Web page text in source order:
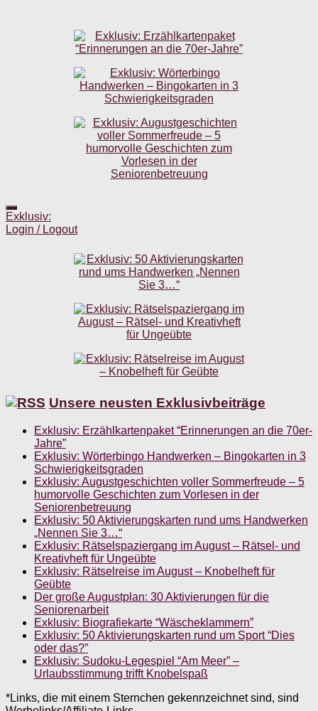
Exklusiv:
Login / Logout
Unsere neusten Exklusivbeiträge
Exklusiv: Erzählkartenpaket “Erinnerungen an die 70er-
Jahre”
Exklusiv: Wörterbingo Handwerken – Bingokarten in 3
Schwierigkeitsgraden
Exklusiv: Augustgeschichten voller Sommerfreude – 5
humorvolle Geschichten zum Vorlesen in der
Seniorenbetreuung
Exklusiv: 50 Aktivierungskarten rund ums Handwerken
„Nennen Sie 3…“
Exklusiv: Rätselspaziergang im August – Rätsel- und
Kreativheft für Ungeübte
Exklusiv: Rätselreise im August – Knobelheft für
Geübte
Der große Augustplan: 30 Aktivierungen für die
Seniorenarbeit
Exklusiv: Biografiekarte “Wäscheklammern”
Exklusiv: 50 Aktivierungskarten rund um Sport “Dies
oder das?”
Exklusiv: Sudoku-Legespiel “Am Meer” –
Urlaubsstimmung trifft Knobelspaß
*Links, die mit einem Sternchen gekennzeichnet sind, sind